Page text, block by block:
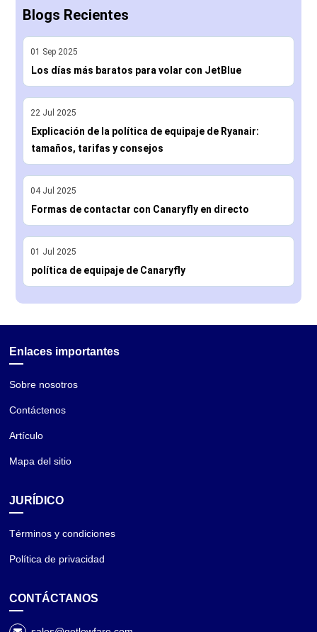
Blogs Recientes
01 Sep 2025
Los días más baratos para volar con JetBlue
22 Jul 2025
Explicación de la política de equipaje de Ryanair:
tamaños, tarifas y consejos
04 Jul 2025
Formas de contactar con Canaryfly en directo
01 Jul 2025
política de equipaje de Canaryfly
Enlaces importantes
Sobre nosotros
Contáctenos
Artículo
Mapa del sitio
JURÍDICO
Términos y condiciones
Política de privacidad
CONTÁCTANOS